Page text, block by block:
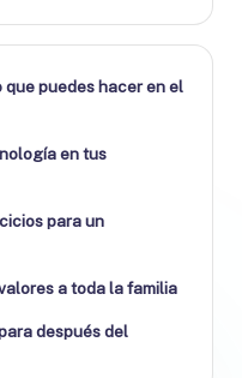
puedes hacer en el
en tus
para un
a toda la familia
después del